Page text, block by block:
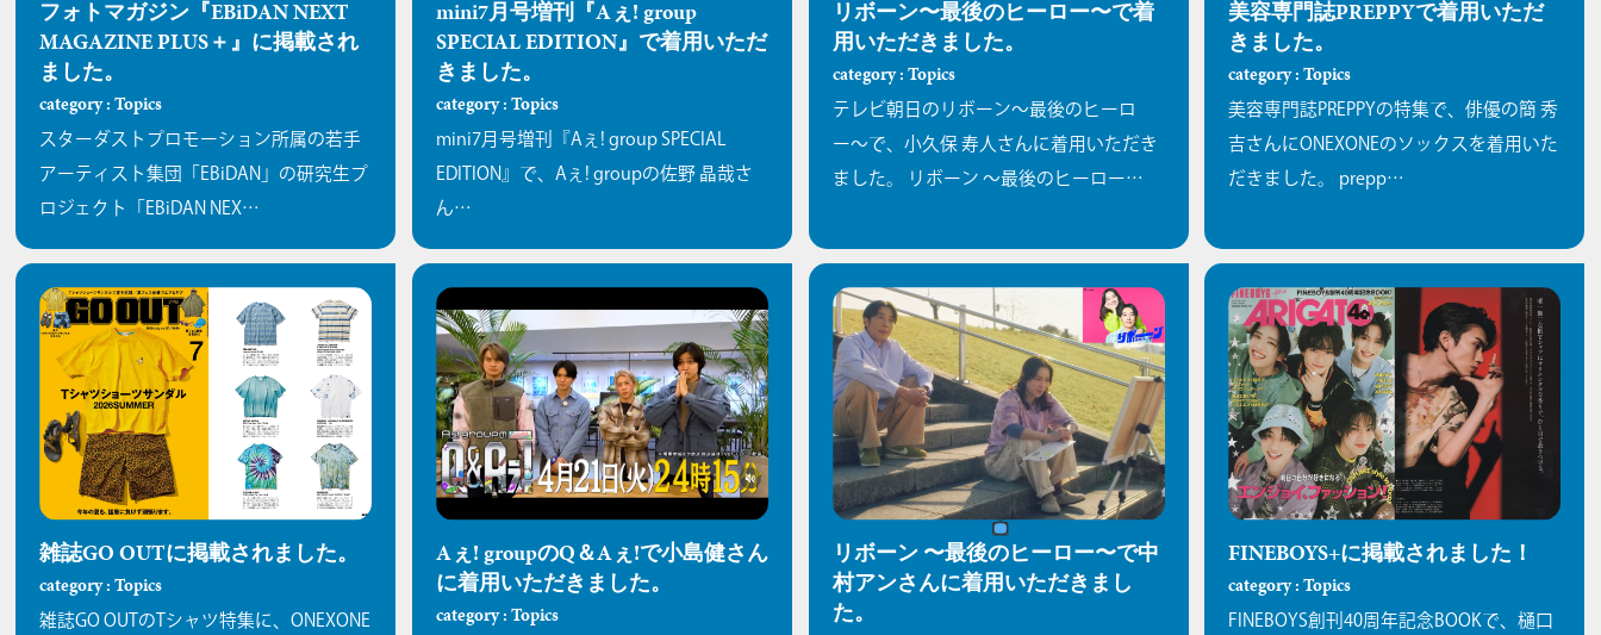
フォトマガジン『EBiDAN NEXT
MAGAZINE PLUS＋』に掲載され
ました。
category : Topics
スターダストプロモーション所属の若手
アーティスト集団「EBiDAN」の研究生プ
ロジェクト「EBiDAN NEX…
mini7月号増刊『Aぇ! group
SPECIAL EDITION』で着用いただ
きました。
category : Topics
mini7月号増刊『Aぇ! group SPECIAL
EDITION』で、Aぇ! groupの佐野 晶哉さ
ん…
リボーン〜最後のヒーロー〜で着
用いただきました。
category : Topics
テレビ朝日のリボーン〜最後のヒーロ
ー〜で、小久保 寿人さんに着用いただき
ました。
リボーン 〜最後のヒーロー…
美容専門誌PREPPYで着用いただ
きました。
category : Topics
美容専門誌PREPPYの特集で、俳優の簡 秀
吉さんにONEXONEのソックスを着用いた
だきました。 prepp…
雑誌GO OUTに掲載されました。
category : Topics
雑誌GO OUTのTシャツ特集に、ONEXONE
Aぇ! groupのQ＆Aぇ!で小島健さん
に着用いただきました。
category : Topics
リボーン 〜最後のヒーロー〜で中
村アンさんに着用いただきまし
た。
FINEBOYS+に掲載されました！
category : Topics
FINEBOYS創刊40周年記念BOOKで、樋口